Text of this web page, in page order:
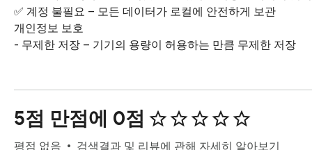
✅ 계정 불필요 – 모든 데이터가 로컬에 안전하게 보관
개인정보 보호
- 무제한 저장 – 기기의 용량이 허용하는 만큼 무제한 저장
5점 만점에 0점
평점 없음 검색결과 및 리뷰에 관해 자세히 알아보기